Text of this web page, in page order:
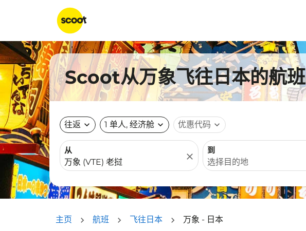
Scoot从万象飞往日本的航班
往返 expand_more 1 单人, 经济舱 expand_more 优惠代码 expand_more
从
close
到
主页 航班 飞往日本 万象 - 日本